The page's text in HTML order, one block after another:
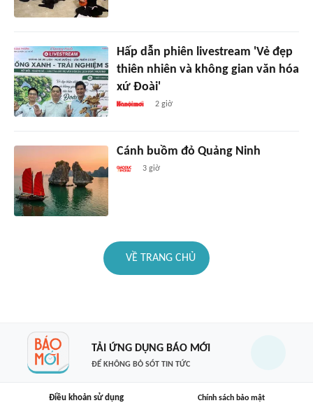
Hấp dẫn phiên livestream 'Vẻ đẹp
thiên nhiên và không gian văn hóa
xứ Đoài'
2 giờ
Cánh buồm đỏ Quảng Ninh
3 giờ
VỀ TRANG CHỦ
TẢI ỨNG DỤNG BÁO MỚI
ĐỂ KHÔNG BỎ SÓT TIN TỨC
Điều khoản sử dụng Chính sách bảo mật